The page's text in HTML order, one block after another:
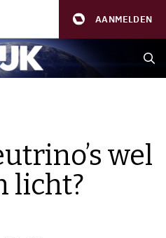
AANMELDEN
wel
licht?